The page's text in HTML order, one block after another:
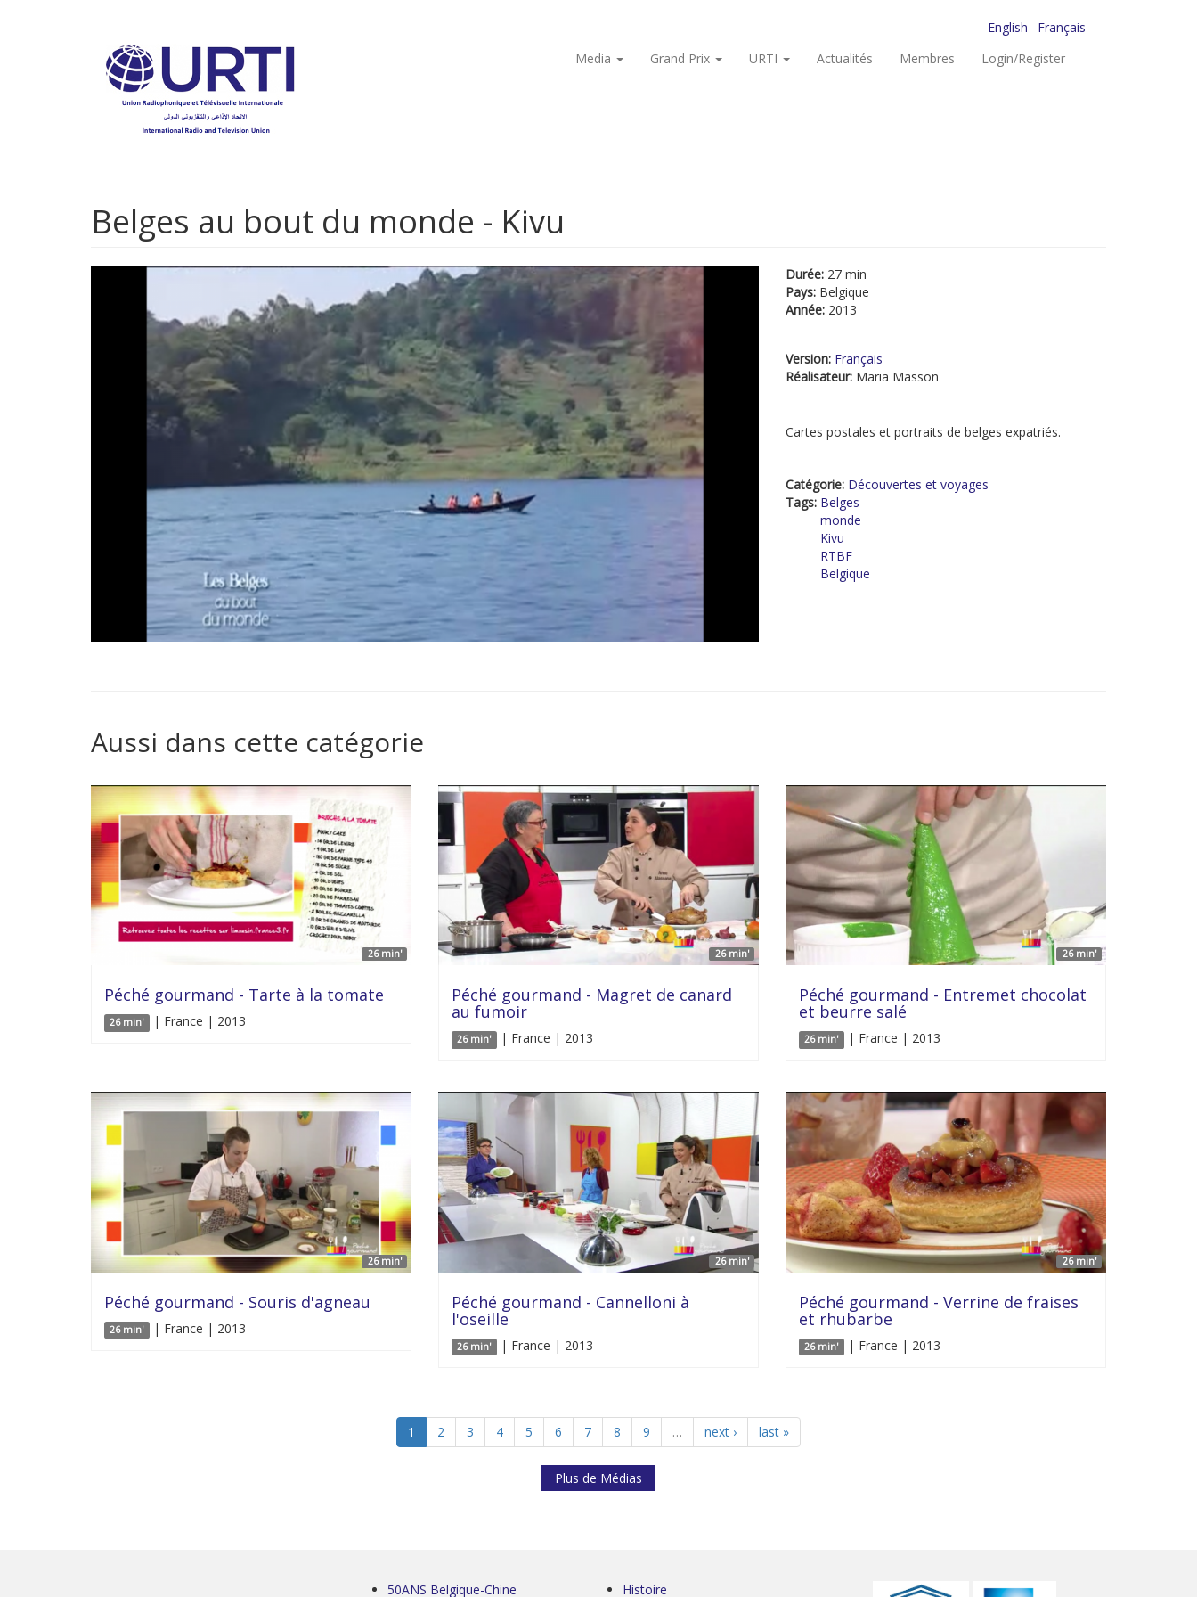
English
Français
Media
Grand Prix URTI Actualités Membres Login/Register
Belges au bout du monde - Kivu
Durée: 27 min
Pays: Belgique
Année: 2013
Version: Français
Réalisateur: Maria Masson
Cartes postales et portraits de belges expatriés.
Catégorie: Découvertes et voyages
Tags: Belges
monde
Kivu
RTBF
Belgique
Aussi dans cette catégorie
26 min'
Péché gourmand - Tarte à la tomate
26 min' | France | 2013
26 min'
Péché gourmand - Magret de canard
au fumoir
26 min' | France | 2013
26 min'
Péché gourmand - Entremet chocolat
et beurre salé
26 min' | France | 2013
26 min'
Péché gourmand - Souris d'agneau
26 min' | France | 2013
26 min'
Péché gourmand - Cannelloni à
l'oseille
26 min' | France | 2013
26 min'
Péché gourmand - Verrine de fraises
et rhubarbe
26 min' | France | 2013
1 2 3 4 5 6 7 8 9 … next › last »
Plus de Médias
50ANS Belgique-Chine Histoire